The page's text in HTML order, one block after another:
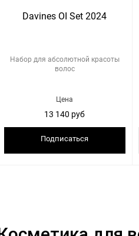
Davines OI Set 2024
Набор для абсолютной красоты
волос
Цена
13 140 руб
Подписаться